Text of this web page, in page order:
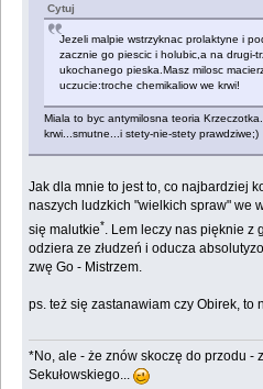
Cytuj
Jezeli malpie wstrzyknac prolaktyne i
zacznie go piescic i holubic,a na drugi-
ukochanego pieska.Masz milosc
uczucie:troche chemikaliow we krwi!
Miala to byc antymilosna teoria
krwi...smutne...i stety-nie-stety prawdziwe;)
Jak dla mnie to jest to, co najbardziej
naszych ludzkich "wielkich spraw" we
się malutkie*
. Lem leczy nas pięknie z
odziera ze złudzeń i oducza
zwę Go - Mistrzem.
ps. też się zastanawiam czy Obirek, to
*No, ale - że znów skoczę do przodu -
Sekułowskiego...